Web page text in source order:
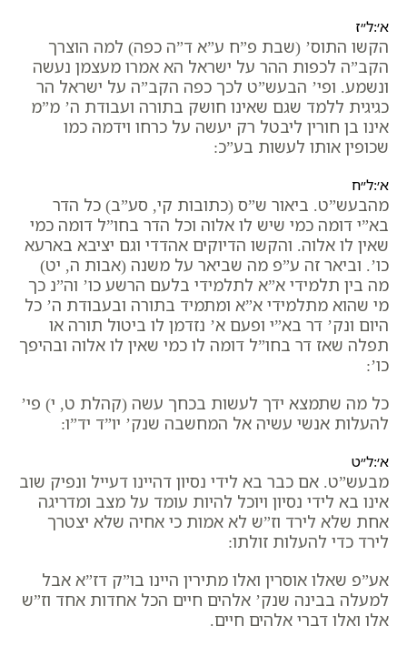
א׳:ל״ז
הקשו התוס’ (שבת פ”ח ע”א ד”ה כפה) למה הוצרך
הקב”ה לכפות ההר על ישראל הא אמרו מעצמן נעשה
ונשמע. ופי’ הבעש”ט לכך כפה הקב”ה על ישראל הר
כגיגית ללמד שגם שאינו חושק בתורה ועבודת ה’ מ”מ
אינו בן חורין ליבטל רק יעשה על כרחו וידמה כמו
שכופין אותו לעשות בע”כ:
א׳:ל״ח
מהבעש”ט. ביאור ש”ס (כתובות קי, סע”ב) כל הדר
בא”י דומה כמי שיש לו אלוה וכל הדר בחו”ל דומה כמי
שאין לו אלוה. והקשו הדיוקים אהדדי וגם יציבא בארעא
כו’. וביאר זה ע”פ מה שביאר על משנה (אבות ה, יט)
מה בין תלמידי א”א לתלמידי בלעם הרשע כו’ וה”נ כך
מי שהוא מתלמידי א”א ומתמיד בתורה ובעבודת ה’ כל
היום ונק’ דר בא”י ופעם א’ נזדמן לו ביטול תורה או
תפלה שאז דר בחו”ל דומה לו כמי שאין לו אלוה ובהיפך
כו’:
כל מה שתמצא ידך לעשות בכחך עשה (קהלת ט, י) פי’
להעלות אנשי עשיה אל המחשבה שנק’ יו”ד יד”ו:
א׳:ל״ט
מבעש”ט. אם כבר בא לידי נסיון דהיינו דעייל ונפיק שוב
אינו בא לידי נסיון ויוכל להיות עומד על מצב ומדריגה
אחת שלא לירד וז”ש לא אמות כי אחיה שלא יצטרך
לירד כדי להעלות זולתו:
אע”פ שאלו אוסרין ואלו מתירין היינו בו”ק דז”א אבל
למעלה בבינה שנק’ אלהים חיים הכל אחדות אחד וז”ש
אלו ואלו דברי אלהים חיים.